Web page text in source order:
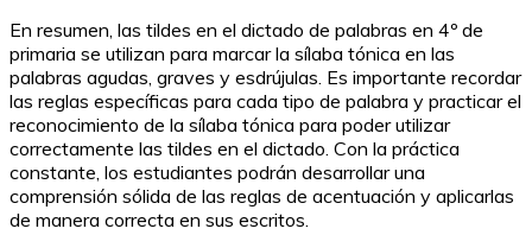
En resumen, las tildes en el dictado de palabras en 4º de
primaria se utilizan para marcar la sílaba tónica en las
palabras agudas, graves y esdrújulas. Es importante recordar
las reglas específicas para cada tipo de palabra y practicar el
reconocimiento de la sílaba tónica para poder utilizar
correctamente las tildes en el dictado. Con la práctica
constante, los estudiantes podrán desarrollar una
comprensión sólida de las reglas de acentuación y aplicarlas
de manera correcta en sus escritos.